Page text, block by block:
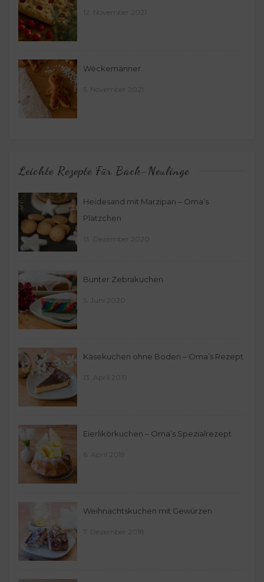
12. November 2021
Weckemänner
5. November 2021
Leichte Rezepte Für Back-Neulinge
Heidesand mit Marzipan – Oma’s
Plätzchen
13. Dezember 2020
Bunter Zebrakuchen
5. Juni 2020
Käsekuchen ohne Boden – Oma’s Rezept
13. April 2019
Eierlikörkuchen – Oma’s Spezialrezept
6. April 2019
Weihnachtskuchen mit Gewürzen
7. Dezember 2018